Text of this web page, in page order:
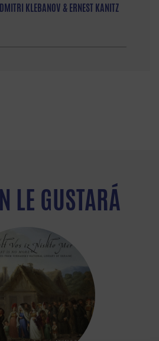
KLEBANOV & ERNEST KANITZ
LE GUSTARÁ